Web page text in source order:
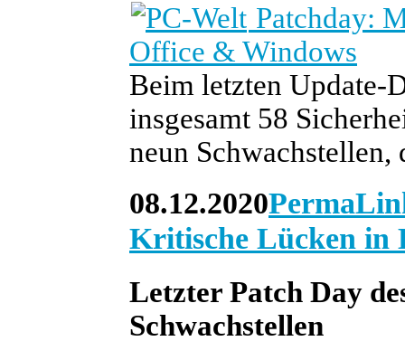
Patchday:
Office & Windows
Beim letzten Update-
insgesamt 58
neun
08.12.2020
Kritische Lücken in
Letzter Patch Day
Schwachstellen